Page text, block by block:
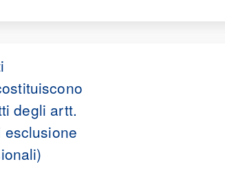
degli artt.